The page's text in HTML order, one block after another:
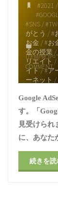
#2021 /
#SNS /
がとう /#
お金 /#お
金の授業 /
リエイト /
イト/#ア
ーネット /
マ/#デザ
/#ブロ
和
#便利/
格/#合格
宣伝/#審
検索サイ
芸術/#調
COMMENT
Google
す。「
見受けられ
に、あなた
続きを読